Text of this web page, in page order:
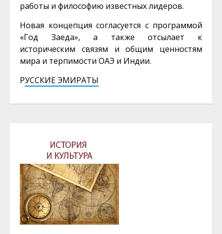
работы и философию известных лидеров.
Новая концепция согласуется с программой
«Год Заеда», а также отсылает к
историческим связям и общим ценностям
мира и терпимости ОАЭ и Индии.
РУССКИЕ ЭМИРАТЫ